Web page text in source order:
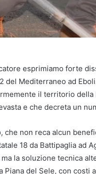
esprimiamo forte
del Mediterraneo ad
il territorio della
e che decreta un
non reca alcun
18 da Battipaglia ad
la soluzione tecnica
del Sele, con costi